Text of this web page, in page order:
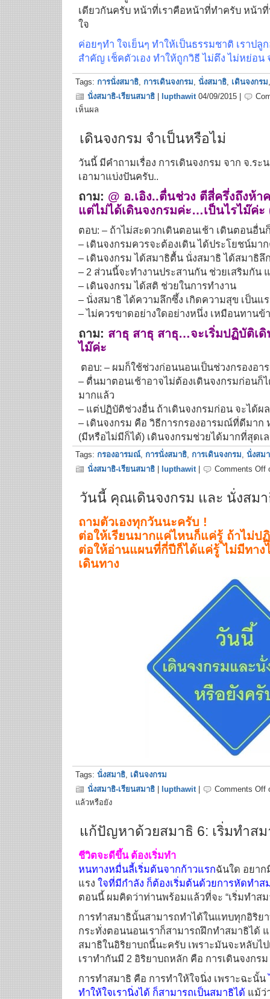
เดียวกันครับ หน้าที่เราคือหน้าที่ทำครับ หน้า
ใจ
ค่อยๆทำ ใจเย็นๆ ทำให้เป็นธรรมชาติ เราปลู
สำคัญ เช็คตัวเอง ทำให้ถูกวิธี ไม่ตึง ไม่หย่อน
Tags: การนั่งสมาธิ, การเดินจงกรม, นั่งสมาธิ, เดินจงกรม
นั่งสมาธิ-เรียนสมาธิ
lupthawit04/09/2015 |
เห็นผล
เดินจงกรม จำเป็นหรือไม่
วันนี้ มีคำถามเรื่อง การเดินจงกรม จาก จ.ระ
เอามาแบ่งปันครับ..
ถาม: @ อ.เอิง..ตื่นช่วง ตีสี่ครึ่งถึงห้
แต่ไม่ได้เดินจงกรมค่ะ…เป็นไรไม๊ค่ะ
ตอบ: – ถ้าไม่สะดวกเดินตอนเช้า เดินตอนอื่น
– เดินจงกรมควรจะต้องเดิน ได้ประโยชน์มา
– เดินจงกรม ได้สมาธิตื้น นั่งสมาธิ ได้สมาธิลึ
– 2 ส่วนนี้จะทำงานประสานกัน ช่วยเสริมกัน
– เดินจงกรม ได้สติ ช่วยในการทำงาน
– นั่งสมาธิ ได้ความลึกซึ้ง เกิดความสุข เป็น
– ไม่ควรขาดอย่างใดอย่างหนึ่ง เหมือนทานข้
ถาม: สาธุ สาธุ สาธุ…จะเริ่มปฏิบัติเ
ไม๊ค่ะ
ตอบ: – ผมก็ใช้ช่วงก่อนนอนเป็นช่วงกรองอา
– ตื่นมาตอนเช้าอาจไม่ต้องเดินจงกรมก่อนก็
มากแล้ว
– แต่ปฏิบัติช่วงอื่น ถ้าเดินจงกรมก่อน จะได้ผ
– เดินจงกรม คือ วิธีการกรองอารมณ์ที่ดีมา
(มีหรือไม่มีก็ได้) เดินจงกรมช่วยได้มากที่สุดเ
Tags: กรองอารมณ์, การนั่งสมาธิ, การเดินจงกรม, นั่งสม
นั่งสมาธิ-เรียนสมาธิ
lupthawit| Comments Off
วันนี้ คุณเดินจงกรม และ นั่งสม
ถามตัวเองทุกวันนะครับ !
ต่อให้เรียนมากแค่ไหนก็แค่รู้ ถ้าไม่ป
ต่อให้อ่านแผนที่กี่ปีก็ได้แค่รู้ ไม่มีทาง
เดินทาง
Tags: นั่งสมาธิ, เดินจงกรม
นั่งสมาธิ-เรียนสมาธิ
lupthawit| Comments Off
แล้วหรือยัง
แก้ปัญหาด้วยสมาธิ 6: เริ่มทำส
ชีวิตจะดีขึ้น ต้องเริ่มทำ
หนทางหมื่นลี้เริ่มต้นจากก้าวแรกฉันใด อยา
แรง ใจที่มีกำลัง ก็ต้องเริ่มต้นด้วยการหัดทำส
ตอนนี้ ผมคิดว่าท่านพร้อมแล้วที่จะ “เริ่มทำส
การทำสมาธินั้นสามารถทำได้ในแทบทุกอิริย
กระทั่งตอนนอนเราก็สามารถฝึกทำสมาธิได้
สมาธิในอิริยาบถนี้นะครับ เพราะมันจะหลับไ
เราทำกันมี 2 อิริยาบถหลัก คือ การเดินจงกร
การทำสมาธิ คือ การทำให้ใจนิ่ง เพราะฉะนั้น
ทำให้ใจเรานิ่งได้ ก็สามารถเป็นสมาธิได้ แม้ว่